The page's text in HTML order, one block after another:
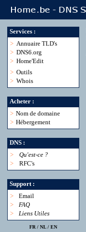
Services :
> Annuaire TLD's
> DNS6.org
> Home'Edit
> Outils
> Whois
Acheter :
> Nom de domaine
> Hébergement
DNS :
>
Qu'est-ce ?
>
RFC's
Support :
>
Email
>
FAQ
>
Liens Utiles
FR / NL/ EN